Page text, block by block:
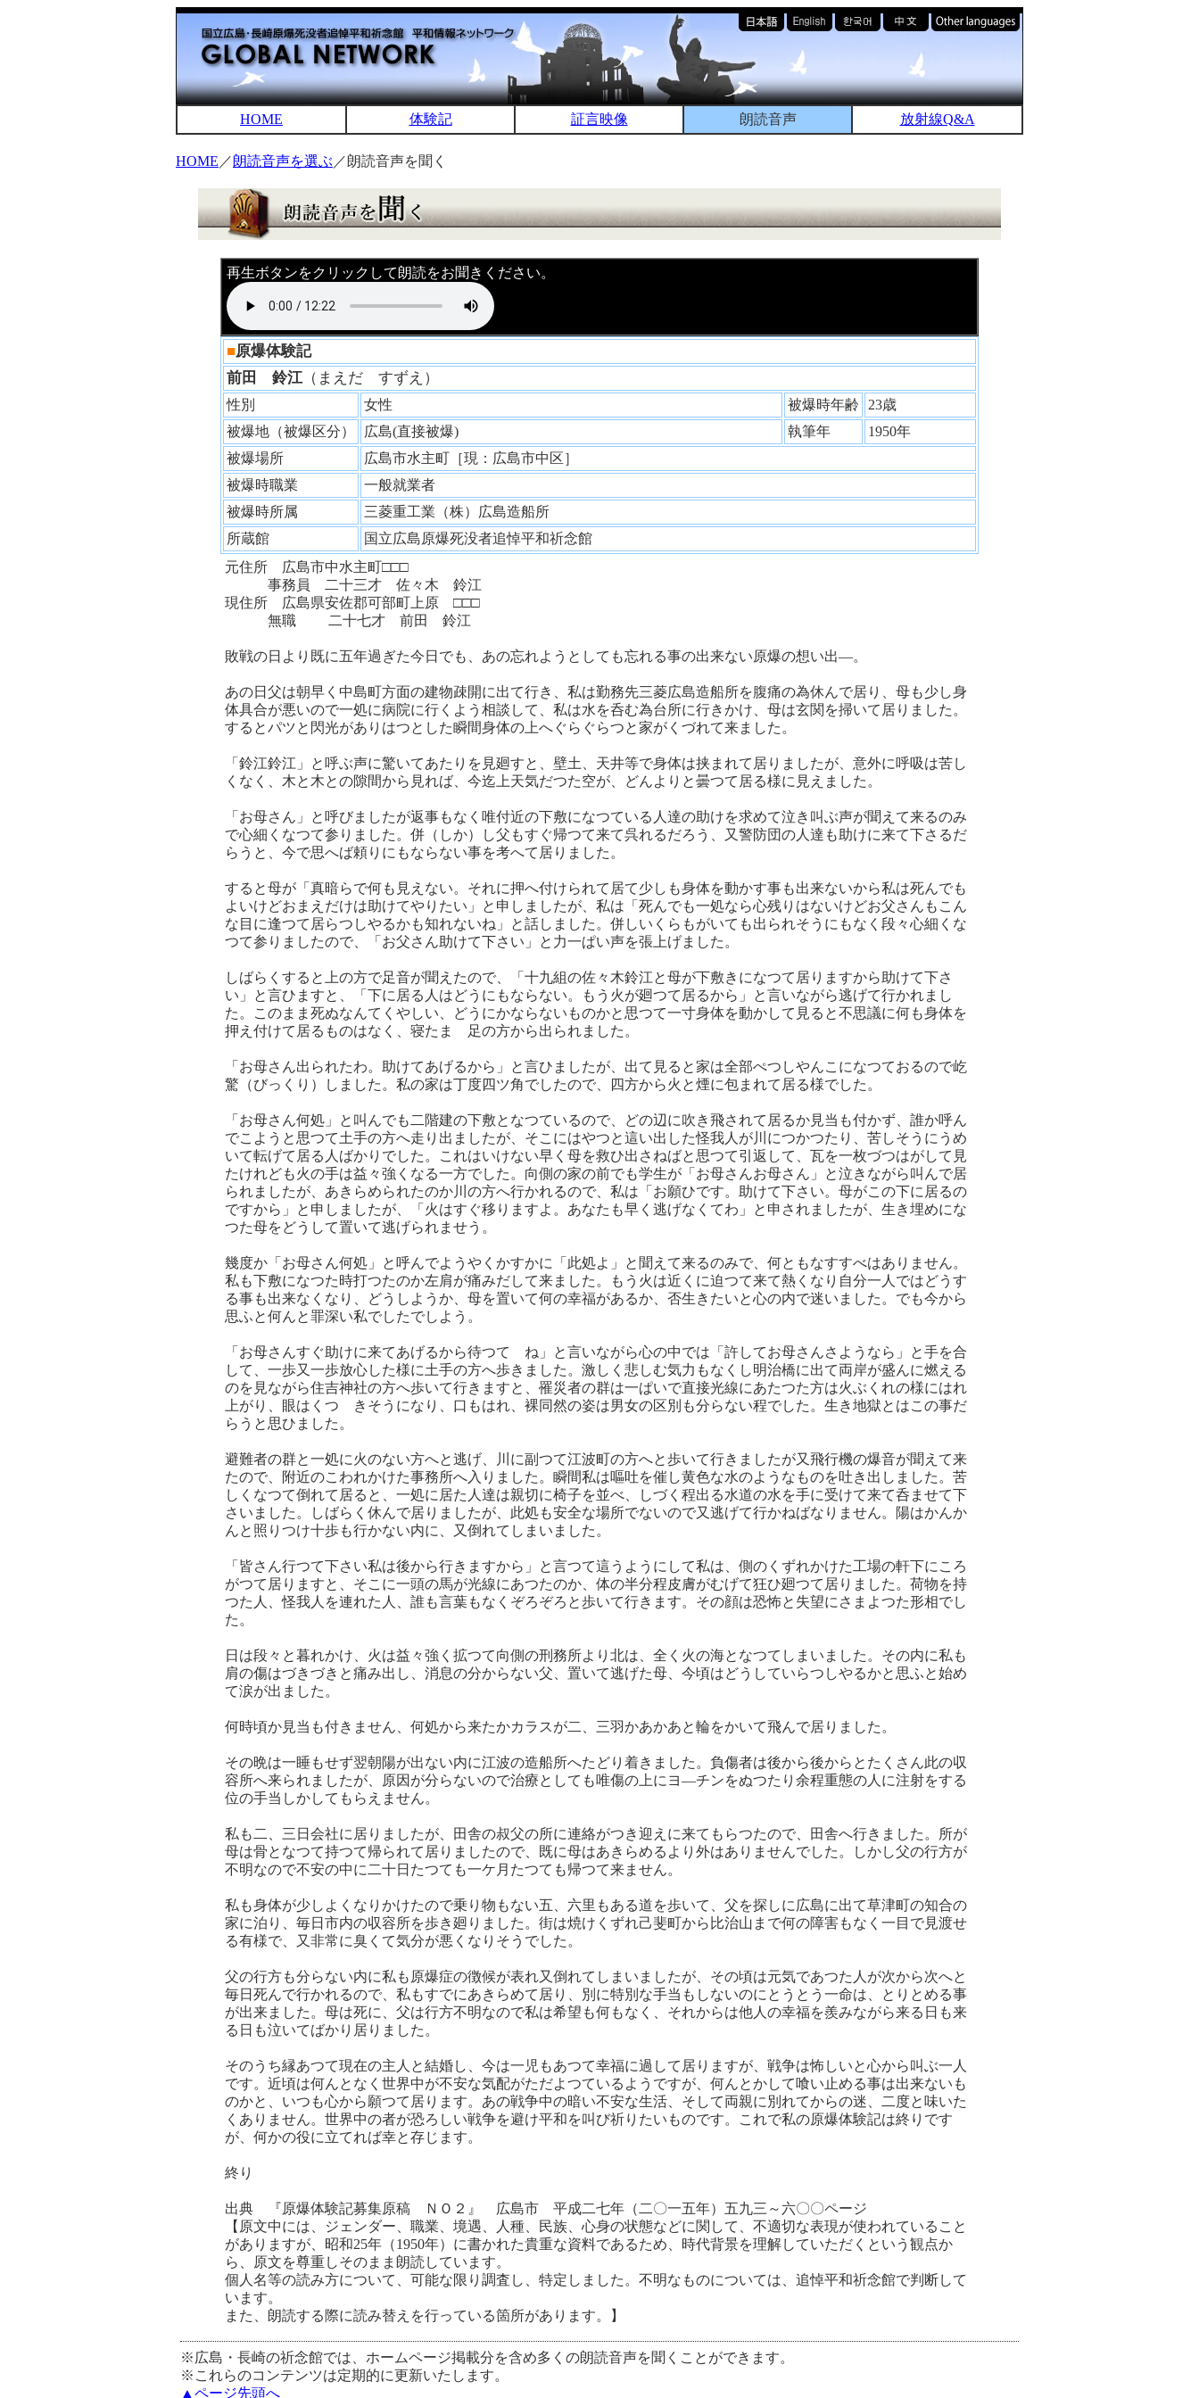
HOME 体験記 証言映像 朗読音声 放射線Q&A
HOME ／朗読音声を選ぶ ／朗読音声を聞く
再生ボタンをクリックして朗読をお聞きください。
■原爆体験記
前田 鈴江（まえだ すずえ）
性別 女性 被爆時年齢
23歳
被爆地（被爆区分）
広島(直接被爆) 執筆年
1950年
被爆場所
広島市水主町［現：広島市中区］
被爆時職業
一般就業者
被爆時所属
三菱重工業（株）広島造船所
所蔵館
国立広島原爆死没者追悼平和祈念館
元住所 広島市中水主町□□□
事務員 二十三才 佐々木 鈴江
現住所 広島県安佐郡可部町上原 □□□
無職 二十七才 前田 鈴江
敗戦の日より既に五年過ぎた今日でも、あの忘れようとしても忘れる事の出来ない原爆の想い出―。
あの日父は朝早く中島町方面の建物疎開に出て行き、私は勤務先三菱広島造船所を腹痛の為休んで居り、母も少し身
体具合が悪いので一処に病院に行くよう相談して、私は水を呑む為台所に行きかけ、母は玄関を掃いて居りました。
するとパツと閃光がありはつとした瞬間身体の上へぐらぐらつと家がくづれて来ました。
「鈴江鈴江」と呼ぶ声に驚いてあたりを見廻すと、壁土、天井等で身体は挟まれて居りましたが、意外に呼吸は苦し
くなく、木と木との隙間から見れば、今迄上天気だつた空が、どんよりと曇つて居る様に見えました。
「お母さん」と呼びましたが返事もなく唯付近の下敷になつている人達の助けを求めて泣き叫ぶ声が聞えて来るのみ
で心細くなつて参りました。併（しか）し父もすぐ帰つて来て呉れるだろう、又警防団の人達も助けに来て下さるだ
らうと、今で思へば頼りにもならない事を考へて居りました。
すると母が「真暗らで何も見えない。それに押へ付けられて居て少しも身体を動かす事も出来ないから私は死んでも
よいけどおまえだけは助けてやりたい」と申しましたが、私は「死んでも一処なら心残りはないけどお父さんもこん
な目に逢つて居らつしやるかも知れないね」と話しました。併しいくらもがいても出られそうにもなく段々心細くな
つて参りましたので、「お父さん助けて下さい」と力一ぱい声を張上げました。
しばらくすると上の方で足音が聞えたので、「十九組の佐々木鈴江と母が下敷きになつて居りますから助けて下さ
い」と言ひますと、「下に居る人はどうにもならない。もう火が廻つて居るから」と言いながら逃げて行かれまし
た。このまま死ぬなんてくやしい、どうにかならないものかと思つて一寸身体を動かして見ると不思議に何も身体を
押え付けて居るものはなく、寝たまゝ足の方から出られました。
「お母さん出られたわ。助けてあげるから」と言ひましたが、出て見ると家は全部ぺつしやんこになつておるので屹
驚（びっくり）しました。私の家は丁度四ツ角でしたので、四方から火と煙に包まれて居る様でした。
「お母さん何処」と叫んでも二階建の下敷となつているので、どの辺に吹き飛されて居るか見当も付かず、誰か呼ん
でこようと思つて土手の方へ走り出ましたが、そこにはやつと這い出した怪我人が川につかつたり、苦しそうにうめ
いて転げて居る人ばかりでした。これはいけない早く母を救ひ出さねばと思つて引返して、瓦を一枚づつはがして見
たけれども火の手は益々強くなる一方でした。向側の家の前でも学生が「お母さんお母さん」と泣きながら叫んで居
られましたが、あきらめられたのか川の方へ行かれるので、私は「お願ひです。助けて下さい。母がこの下に居るの
ですから」と申しましたが、「火はすぐ移りますよ。あなたも早く逃げなくてわ」と申されましたが、生き埋めにな
つた母をどうして置いて逃げられませう。
幾度か「お母さん何処」と呼んでようやくかすかに「此処よ」と聞えて来るのみで、何ともなすすべはありません。
私も下敷になつた時打つたのか左肩が痛みだして来ました。もう火は近くに迫つて来て熱くなり自分一人ではどうす
る事も出来なくなり、どうしようか、母を置いて何の幸福があるか、否生きたいと心の内で迷いました。でも今から
思ふと何んと罪深い私でしたでしよう。
「お母さんすぐ助けに来てあげるから待つてゝね」と言いながら心の中では「許してお母さんさようなら」と手を合
して、一歩又一歩放心した様に土手の方へ歩きました。激しく悲しむ気力もなくし明治橋に出て両岸が盛んに燃える
のを見ながら住吉神社の方へ歩いて行きますと、罹災者の群は一ぱいで直接光線にあたつた方は火ぶくれの様にはれ
上がり、眼はくつゝきそうになり、口もはれ、裸同然の姿は男女の区別も分らない程でした。生き地獄とはこの事だ
らうと思ひました。
避難者の群と一処に火のない方へと逃げ、川に副つて江波町の方へと歩いて行きましたが又飛行機の爆音が聞えて来
たので、附近のこわれかけた事務所へ入りました。瞬間私は嘔吐を催し黄色な水のようなものを吐き出しました。苦
しくなつて倒れて居ると、一処に居た人達は親切に椅子を並べ、しづく程出る水道の水を手に受けて来て呑ませて下
さいました。しばらく休んで居りましたが、此処も安全な場所でないので又逃げて行かねばなりません。陽はかんか
んと照りつけ十歩も行かない内に、又倒れてしまいました。
「皆さん行つて下さい私は後から行きますから」と言つて這うようにして私は、側のくずれかけた工場の軒下にころ
がつて居りますと、そこに一頭の馬が光線にあつたのか、体の半分程皮膚がむげて狂ひ廻つて居りました。荷物を持
つた人、怪我人を連れた人、誰も言葉もなくぞろぞろと歩いて行きます。その顔は恐怖と失望にさまよつた形相でし
た。
日は段々と暮れかけ、火は益々強く拡つて向側の刑務所より北は、全く火の海となつてしまいました。その内に私も
肩の傷はづきづきと痛み出し、消息の分からない父、置いて逃げた母、今頃はどうしていらつしやるかと思ふと始め
て涙が出ました。
何時頃か見当も付きません、何処から来たかカラスが二、三羽かあかあと輪をかいて飛んで居りました。
その晩は一睡もせず翌朝陽が出ない内に江波の造船所へたどり着きました。負傷者は後から後からとたくさん此の収
容所へ来られましたが、原因が分らないので治療としても唯傷の上にヨ―チンをぬつたり余程重態の人に注射をする
位の手当しかしてもらえません。
私も二、三日会社に居りましたが、田舎の叔父の所に連絡がつき迎えに来てもらつたので、田舎へ行きました。所が
母は骨となつて持つて帰られて居りましたので、既に母はあきらめるより外はありませんでした。しかし父の行方が
不明なので不安の中に二十日たつても一ケ月たつても帰つて来ません。
私も身体が少しよくなりかけたので乗り物もない五、六里もある道を歩いて、父を探しに広島に出て草津町の知合の
家に泊り、毎日市内の収容所を歩き廻りました。街は焼けくずれ己斐町から比治山まで何の障害もなく一目で見渡せ
る有様で、又非常に臭くて気分が悪くなりそうでした。
父の行方も分らない内に私も原爆症の徴候が表れ又倒れてしまいましたが、その頃は元気であつた人が次から次へと
毎日死んで行かれるので、私もすでにあきらめて居り、別に特別な手当もしないのにとうとう一命は、とりとめる事
が出来ました。母は死に、父は行方不明なので私は希望も何もなく、それからは他人の幸福を羨みながら来る日も来
る日も泣いてばかり居りました。
そのうち縁あつて現在の主人と結婚し、今は一児もあつて幸福に過して居りますが、戦争は怖しいと心から叫ぶ一人
です。近頃は何んとなく世界中が不安な気配がただよつているようですが、何んとかして喰い止める事は出来ないも
のかと、いつも心から願つて居ります。あの戦争中の暗い不安な生活、そして両親に別れてからの迷、二度と味いた
くありません。世界中の者が恐ろしい戦争を避け平和を叫び祈りたいものです。これで私の原爆体験記は終りです
が、何かの役に立てれば幸と存じます。
終り
出典 『原爆体験記募集原稿 ＮＯ２』 広島市 平成二七年（二〇一五年）五九三～六〇〇ページ
【原文中には、ジェンダー、職業、境遇、人種、民族、心身の状態などに関して、不適切な表現が使われていること
がありますが、昭和25年（1950年）に書かれた貴重な資料であるため、時代背景を理解していただくという観点か
ら、原文を尊重しそのまま朗読しています。
個人名等の読み方について、可能な限り調査し、特定しました。不明なものについては、追悼平和祈念館で判断して
います。
また、朗読する際に読み替えを行っている箇所があります。】
※広島・長崎の祈念館では、ホームページ掲載分を含め多くの朗読音声を聞くことができます。
※これらのコンテンツは定期的に更新いたします。
▲ページ先頭へ